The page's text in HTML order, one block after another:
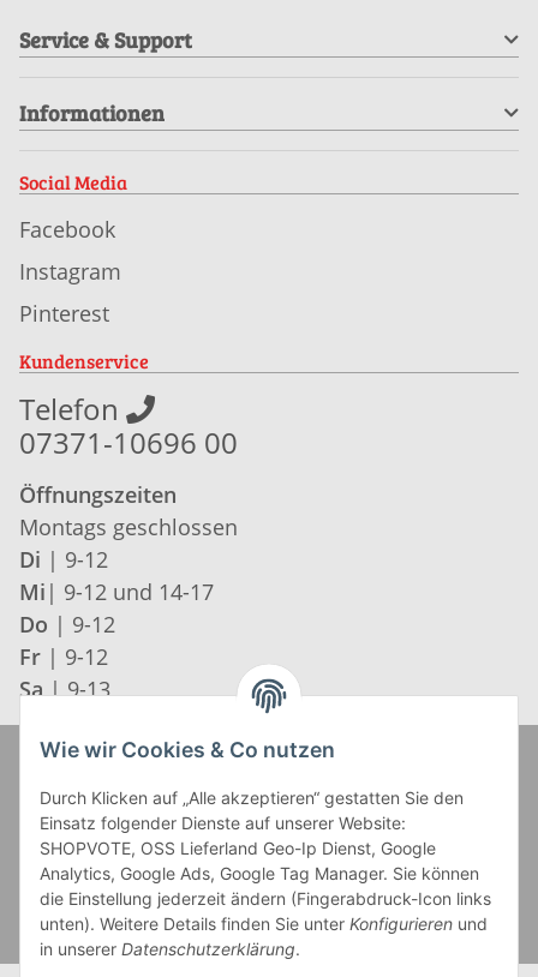
Service & Support
Informationen
Social Media
Facebook
Instagram
Pinterest
Kundenservice
Telefon
07371-10696 00
Öffnungszeiten
Montags geschlossen
Di | 9-12
Mi | 9-12 und 14-17
Do | 9-12
Fr | 9-12
Sa | 9-13
Wie wir Cookies & Co nutzen
Durch Klicken auf „Alle akzeptieren“ gestatten Sie den
Einsatz folgender Dienste auf unserer Website:
SHOPVOTE, OSS Lieferland Geo-Ip Dienst, Google
Analytics, Google Ads, Google Tag Manager. Sie können
die Einstellung jederzeit ändern (Fingerabdruck-Icon links
unten). Weitere Details finden Sie unter Konfigurieren und
in unserer Datenschutzerklärung.